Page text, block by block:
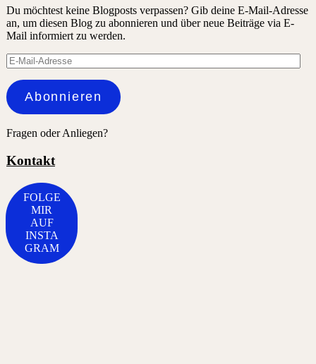
Du möchtest keine Blogposts verpassen? Gib deine E-Mail-Adresse
an, um diesen Blog zu abonnieren und über neue Beiträge via E-
Mail informiert zu werden.
E-
Mail-
Adresse
Abonnieren
Fragen oder Anliegen?
Kontakt
FOLGE
MIR
AUF
INSTA
GRAM